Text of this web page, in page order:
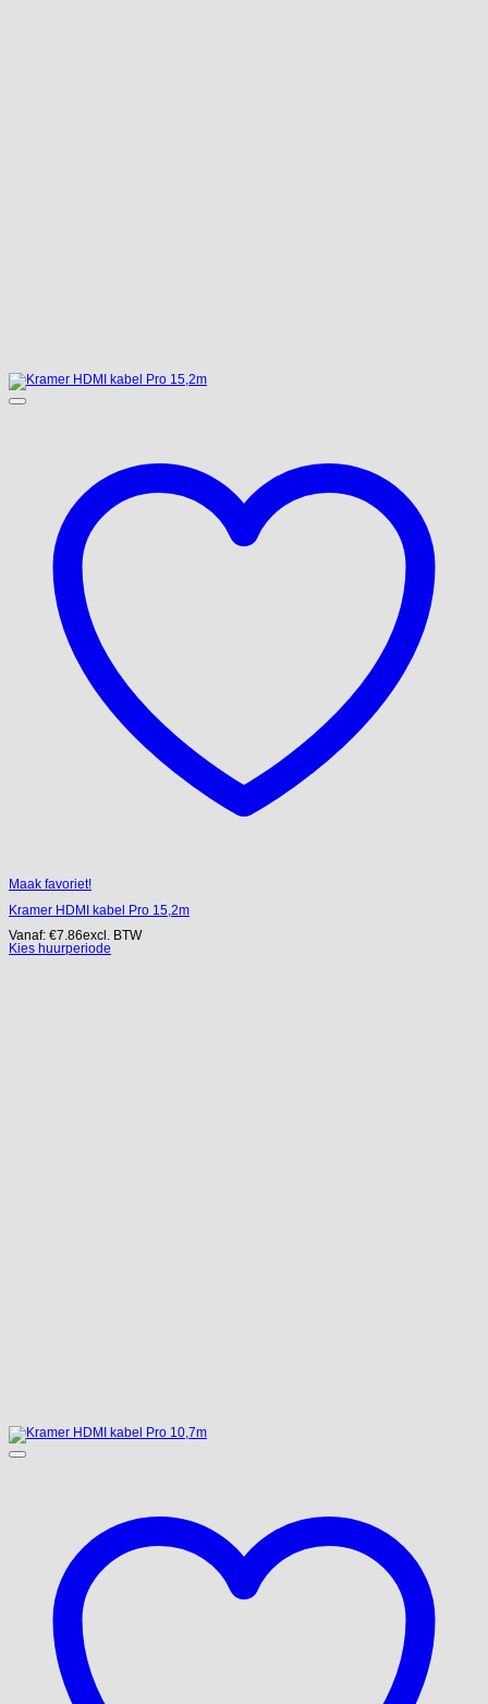
Maak favoriet!
Kramer HDMI kabel Pro 15,2m
Vanaf: €7.86excl. BTW
Kies huurperiode